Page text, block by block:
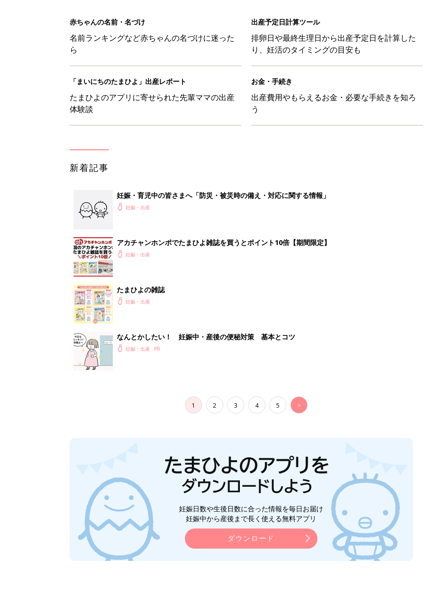
赤ちゃんの名前・名づけ
名前ランキングなど赤ちゃんの名づけに迷った
ら
出産予定日計算ツール
排卵日や最終生理日から出産予定日を計算した
り、妊活のタイミングの目安も
「まいにちのたまひよ」出産レポート
たまひよのアプリに寄せられた先輩ママの出産
体験談
お金・手続き
出産費用やもらえるお金・必要な手続きを知ろ
う
新着記事
妊娠・育児中の皆さまへ「防災・被災時の備え・対応に関する情報」
妊娠・出産
アカチャンホンポでたまひよ雑誌を買うとポイント10倍【期間限定】
妊娠・出産
たまひよの雑誌
妊娠・出産
なんとかしたい！ 妊娠中・産後の便秘対策 基本とコツ
妊娠・出産
1 2 3 4 5 >
妊娠日数や生後日数に合った情報を毎日お届け
妊娠中から産後まで長く使える無料アプリ
ダウンロード